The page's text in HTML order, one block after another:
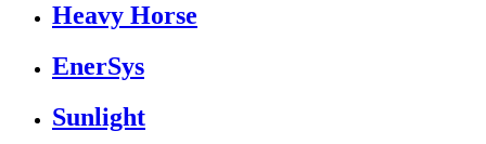
Heavy Horse
EnerSys
Sunlight